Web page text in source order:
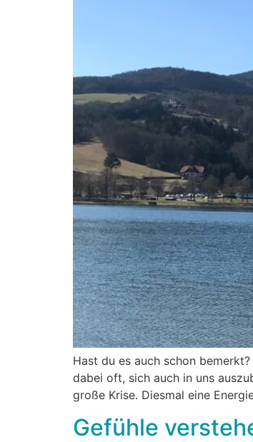
Hast du es auch schon
dabei oft, sich auch in uns
große Krise. Diesmal eine
Gefühle